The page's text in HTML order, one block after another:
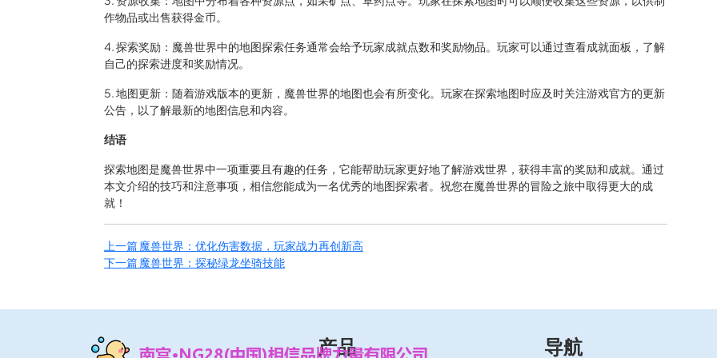
作物品或出售获得金币。
4. 探索奖励：魔兽世界中的地图探索任务通常会给予玩家成就点数和奖励物品。玩家可以通过查看成就面板，了解
自己的探索进度和奖励情况。
5. 地图更新：随着游戏版本的更新，魔兽世界的地图也会有所变化。玩家在探索地图时应及时关注游戏官方的更新
公告，以了解最新的地图信息和内容。
结语
探索地图是魔兽世界中一项重要且有趣的任务，它能帮助玩家更好地了解游戏世界，获得丰富的奖励和成就。通过
本文介绍的技巧和注意事项，相信您能成为一名优秀的地图探索者。祝您在魔兽世界的冒险之旅中取得更大的成
就！
上一篇魔兽世界：优化伤害数据，玩家战力再创新高
下一篇魔兽世界：探秘绿龙坐骑技能
产品 导航